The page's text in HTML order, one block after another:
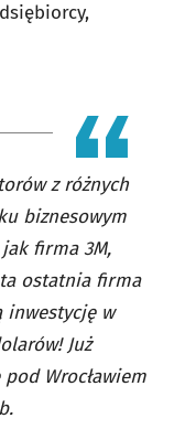
z różnych
biznesowym
firma 3M,
ta ostatnia firma
inwestycję w
Już
Wrocławiem